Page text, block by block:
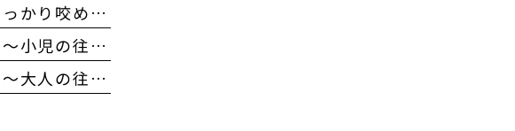
入れ歯ってしっかり咬めるの？
往診って何？〜小児の往診編〜
往診って何？～大人の往診編～